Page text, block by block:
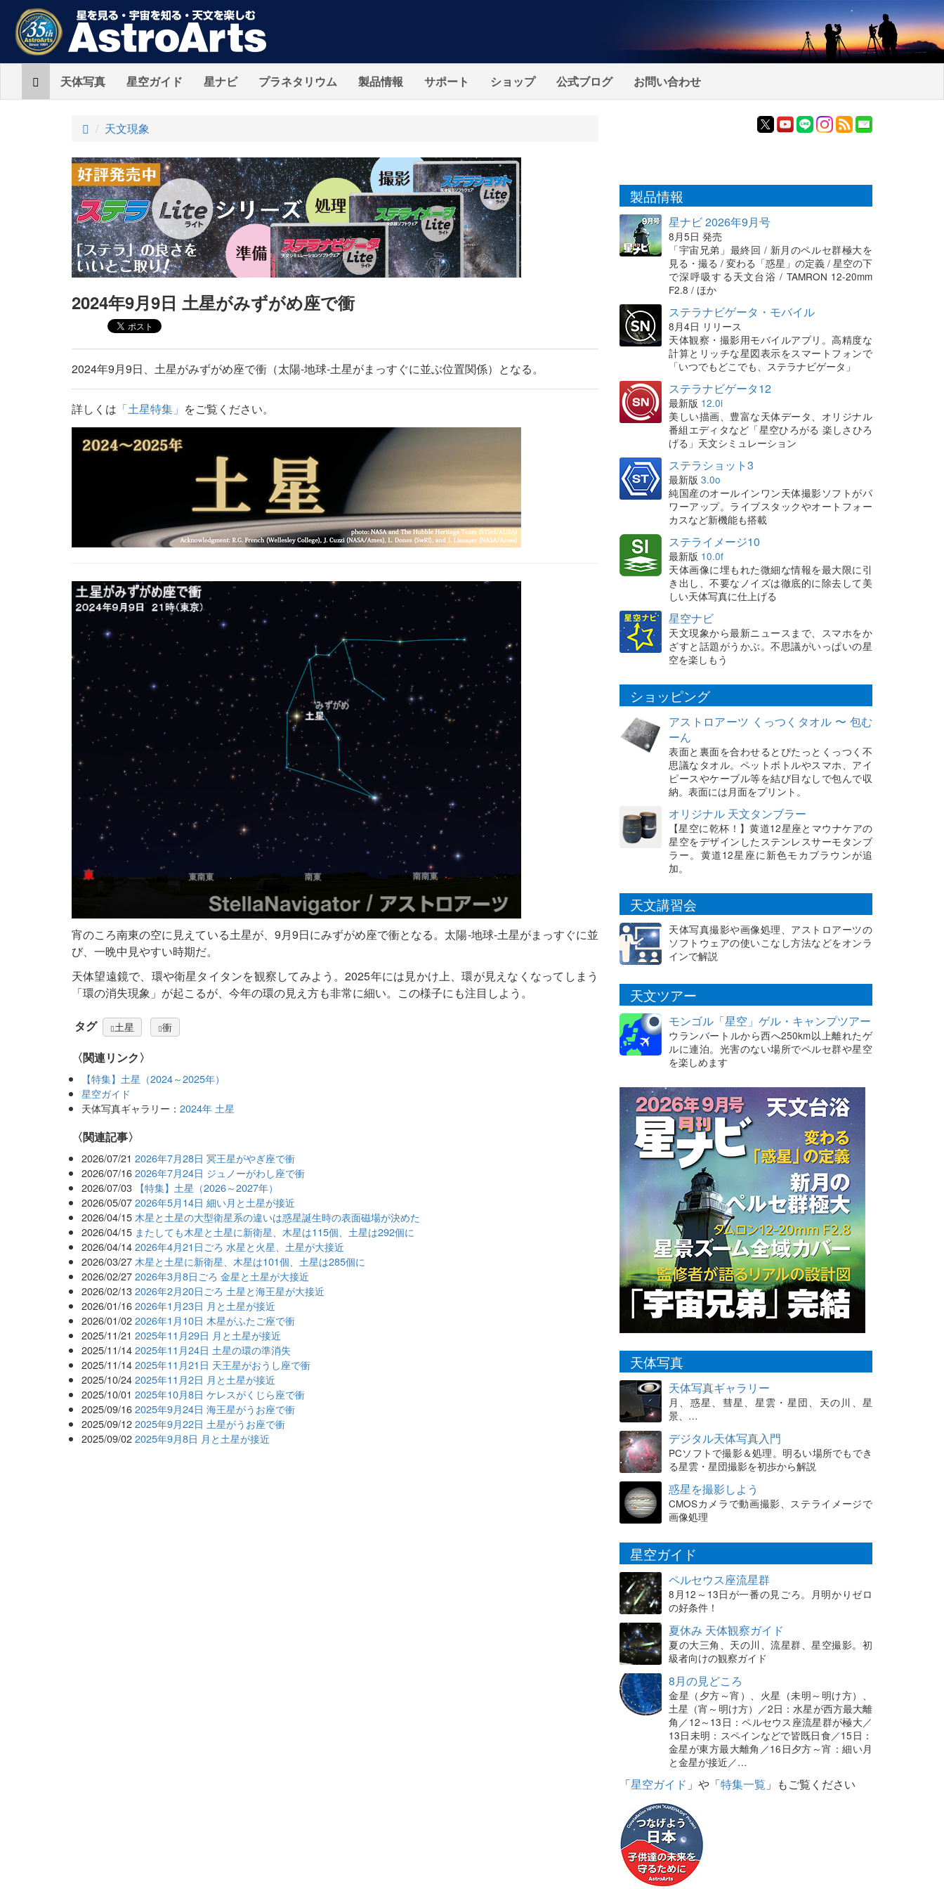
Home天体写真 星空ガイド 星ナビ プラネタリウム 製品情報 サポート ショップ 公式ブログ お問い合わせ
ト
プ
天文現象
2024年9月9日 土星がみずがめ座で衝
2024年9月9日、土星がみずがめ座で衝（太陽‐地球‐土星がまっすぐに並ぶ位置関係）となる。
詳しくは 「土星特集」 をご覧ください。
宵のころ南東の空に見えている土星が、9月9日にみずがめ座で衝となる。太陽‐地球‐土星がまっすぐに並
び、一晩中見やすい時期だ。
天体望遠鏡で、環や衛星タイタンを観察してみよう。2025年には見かけ上、環が見えなくなってしまう
「環の消失現象」が起こるが、今年の環の見え方も非常に細い。この様子にも注目しよう。
タグ 土星 衝
〈関連リンク〉
【特集】土星（2024～2025年）
星空ガイド
天体写真ギャラリー：2024年 土星
関連記事
2026/07/21 2026年7月28日 冥王星がやぎ座で衝
2026/07/16 2026年7月24日 ジュノーがわし座で衝
2026/07/03 【特集】土星（2026～2027年）
2026/05/07 2026年5月14日 細い月と土星が接近
2026/04/15 木星と土星の大型衛星系の違いは惑星誕生時の表面磁場が決めた
2026/04/15 またしても木星と土星に新衛星、木星は115個、土星は292個に
2026/04/14 2026年4月21日ごろ 水星と火星、土星が大接近
2026/03/27 木星と土星に新衛星、木星は101個、土星は285個に
2026/02/27 2026年3月8日ごろ 金星と土星が大接近
2026/02/13 2026年2月20日ごろ 土星と海王星が大接近
2026/01/16 2026年1月23日 月と土星が接近
2026/01/02 2026年1月10日 木星がふたご座で衝
2025/11/21 2025年11月29日 月と土星が接近
2025/11/14 2025年11月24日 土星の環の準消失
2025/11/14 2025年11月21日 天王星がおうし座で衝
2025/10/24 2025年11月2日 月と土星が接近
2025/10/01 2025年10月8日 ケレスがくじら座で衝
2025/09/16 2025年9月24日 海王星がうお座で衝
2025/09/12 2025年9月22日 土星がうお座で衝
2025/09/02 2025年9月8日 月と土星が接近
製品情報
星ナビ 2026年9月号
8月5日 発売
「宇宙兄弟」最終回 / 新月のペルセ群極大を
見る・撮る / 変わる「惑星」の定義 / 星空の下
で深呼吸する天文台浴 / TAMRON 12-20mm
F2.8 / ほか
ステラナビゲータ・モバイル
8月4日 リリース
天体観察・撮影用モバイルアプリ。高精度な
計算とリッチな星図表示をスマートフォンで
「いつでもどこでも、ステラナビゲータ」
ステラナビゲータ12
最新版 12.0i
美しい描画、豊富な天体データ、オリジナル
番組エディタなど「星空ひろがる 楽しさひろ
げる」天文シミュレーション
ステラショット3
最新版 3.0o
純国産のオールインワン天体撮影ソフトがパ
ワーアップ。ライブスタックやオートフォー
カスなど新機能も搭載
ステライメージ10
最新版 10.0f
天体画像に埋もれた微細な情報を最大限に引
き出し、不要なノイズは徹底的に除去して美
しい天体写真に仕上げる
星空ナビ
天文現象から最新ニュースまで、スマホをか
ざすと話題がうかぶ。不思議がいっぱいの星
空を楽しもう
ショッピング
アストロアーツ くっつくタオル 〜 包む
ーん
表面と裏面を合わせるとぴたっとくっつく不
思議なタオル。ペットボトルやスマホ、アイ
ピースやケーブル等を結び目なしで包んで収
納。表面には月面をプリント。
オリジナル 天文タンブラー
【星空に乾杯！】黄道12星座とマウナケアの
星空をデザインしたステンレスサーモタンブ
ラー。黄道12星座に新色モカブラウンが追
加。
天文講習会
天体写真撮影や画像処理、アストロアーツの
ソフトウェアの使いこなし方法などをオンラ
インで解説
天文ツアー
モンゴル「星空」ゲル・キャンプツアー
ウランバートルから西へ250km以上離れたゲ
ルに連泊。光害のない場所でペルセ群や星空
を楽しめます
天体写真
天体写真ギャラリー
月、惑星、彗星、星雲・星団、天の川、星
景、…
デジタル天体写真入門
PCソフトで撮影＆処理。明るい場所でもでき
る星雲・星団撮影を初歩から解説
惑星を撮影しよう
CMOSカメラで動画撮影、ステライメージで
画像処理
星空ガイド
ペルセウス座流星群
8月12～13日が一番の見ごろ。月明かりゼロ
の好条件！
夏休み 天体観察ガイド
夏の大三角、天の川、流星群、星空撮影。初
級者向けの観察ガイド
8月の見どころ
金星（夕方～宵）、火星（未明～明け方）、
土星（宵～明け方）／2日：水星が西方最大離
角／12～13日：ペルセウス座流星群が極大／
13日未明：スペインなどで皆既日食／15日：
金星が東方最大離角／16日夕方～宵：細い月
と金星が接近／…
「星空ガイド 」や「特集一覧 」もご覧ください